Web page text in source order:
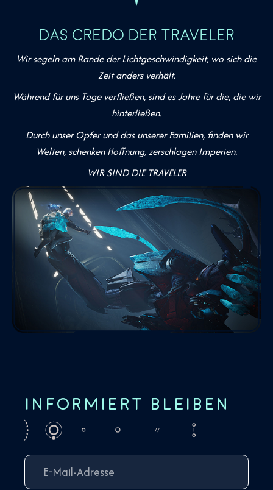
DAS CREDO DER TRAVELER
Wir segeln am Rande der Lichtgeschwindigkeit, wo sich die
Zeit anders verhält.
Während für uns Tage verfließen, sind es Jahre für die, die wir
hinterließen.
Durch unser Opfer und das unserer Familien, finden wir
Welten, schenken Hoffnung, zerschlagen Imperien.
WIR SIND DIE TRAVELER
INFORMIERT BLEIBEN